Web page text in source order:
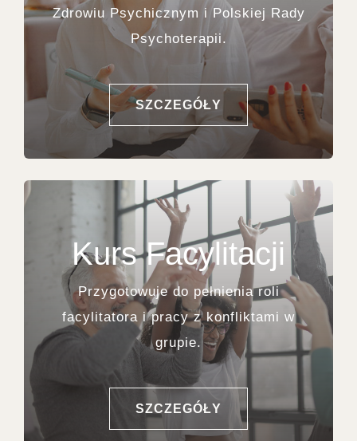
Zdrowiu Psychicznym i Polskiej Rady
Psychoterapii.
SZCZEGÓŁY
Kurs Facylitacji
Przygotowuje do pełnienia roli
facylitatora i pracy z konfliktami w
grupie.
SZCZEGÓŁY